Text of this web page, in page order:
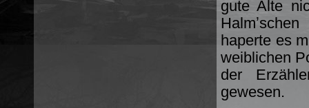
gute Alte
haperte es
weiblichen
der
gewesen.